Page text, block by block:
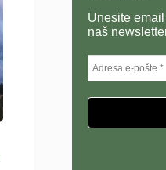
Unesite
naš